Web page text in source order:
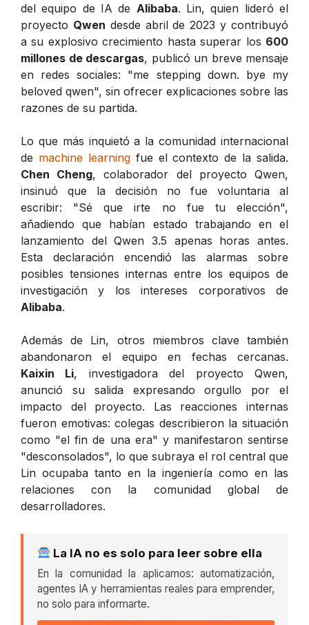
del equipo de IA de Alibaba. Lin, quien lideró el
proyecto Qwen desde abril de 2023 y contribuyó
a su explosivo crecimiento hasta superar los 600
millones de descargas, publicó un breve mensaje
en redes sociales: "me stepping down. bye my
beloved qwen", sin ofrecer explicaciones sobre las
razones de su partida.
Lo que más inquietó a la comunidad internacional
de machine learningfue el contexto de la salida.
Chen Cheng, colaborador del proyecto Qwen,
insinuó que la decisión no fue voluntaria al
escribir: "Sé que irte no fue tu elección",
añadiendo que habían estado trabajando en el
lanzamiento del Qwen 3.5 apenas horas antes.
Esta declaración encendió las alarmas sobre
posibles tensiones internas entre los equipos de
investigación y los intereses corporativos de
Alibaba.
Además de Lin, otros miembros clave también
abandonaron el equipo en fechas cercanas.
Kaixin Li, investigadora del proyecto Qwen,
anunció su salida expresando orgullo por el
impacto del proyecto. Las reacciones internas
fueron emotivas: colegas describieron la situación
como "el fin de una era" y manifestaron sentirse
"desconsolados", lo que subraya el rol central que
Lin ocupaba tanto en la ingeniería como en las
relaciones con la comunidad global de
desarrolladores.
La IA no es solo para leer sobre ella
En la comunidad la aplicamos: automatización,
agentes IA y herramientas reales para emprender,
no solo para informarte.